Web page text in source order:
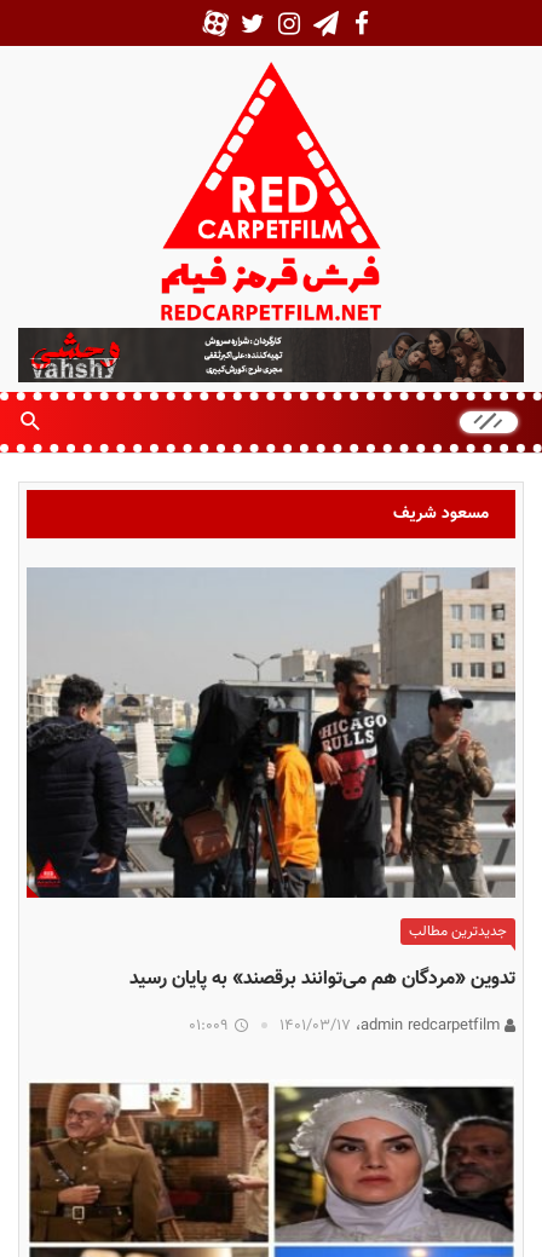
ر
ش
ر
م
مسعود شریف
جدیدترین مطالب
تدوین «مردگان هم می‌توانند برقصند» به پایان رسید
۱۴۰۱/۰۳/۱۷ 01:009